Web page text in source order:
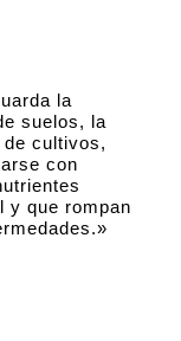
la
suelos, la
cultivos,
con
y que rompan